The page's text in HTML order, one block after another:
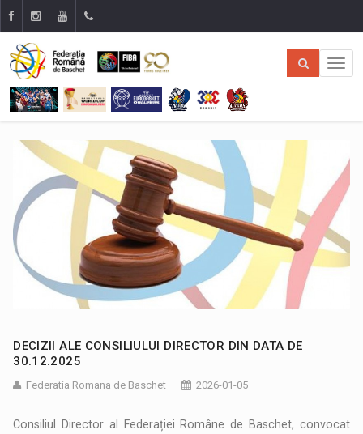
DECIZII ALE CONSILIULUI DIRECTOR DIN DATA DE
30.12.2025
Federatia Romana de Baschet 2026-01-05
Consiliul Director al Federației Române de Baschet, convocat